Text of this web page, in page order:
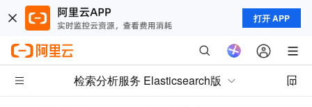
打开 APP
检索分析服务 Elasticsearch版